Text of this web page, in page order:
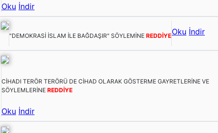
Oku İndir
"DEMOKRASİ İSLAM İLE BAĞDAŞIR" SÖYLEMİNE REDDİYEOku İndir
CİHADI TERÖR TERÖRÜ DE CİHAD OLARAK GÖSTERME GAYRETLERİNE VE
SÖYLEMLERİNE REDDİYE
Oku İndir